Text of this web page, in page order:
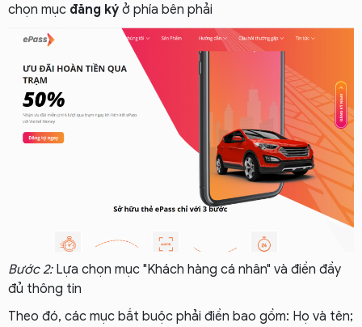
chọn mục đăng ký ở phía bên phải
Bước 2: Lựa chọn mục "Khách hàng cá nhân" và điền đầy
đủ thông tin
Theo đó, các mục bắt buộc phải điền bao gồm: Họ và tên;